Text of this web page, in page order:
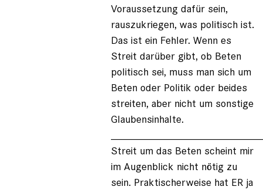
Voraussetzung dafür sein,
rauszukriegen, was politisch ist.
Das ist ein Fehler. Wenn es
Streit darüber gibt, ob Beten
politisch sei, muss man sich um
Beten oder Politik oder beides
streiten, aber nicht um sonstige
Glaubensinhalte.
Streit um das Beten scheint mir
im Augenblick nicht nötig zu
sein. Praktischerweise hat ER ja